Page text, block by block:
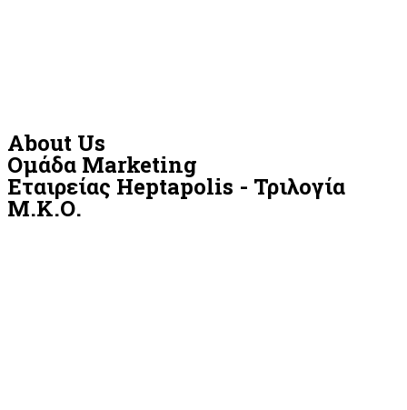
About Us
Ομάδα Marketing
Εταιρείας Heptapolis - Τριλογία
Μ.Κ.Ο.